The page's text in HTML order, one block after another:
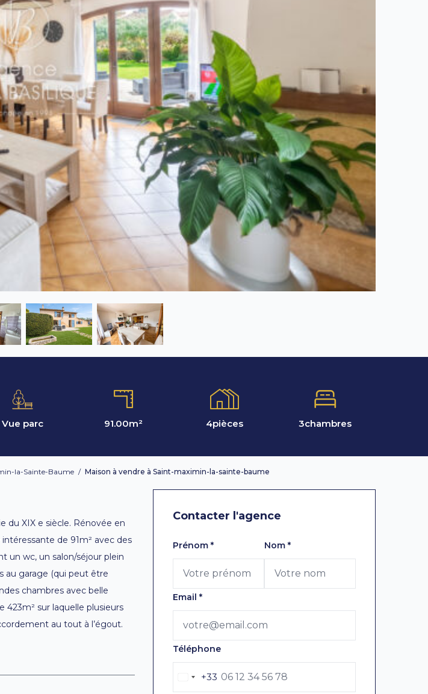
Vue parc 91.00m² 4pièces 3chambres
la-Sainte-Baume / Maison à vendre à Saint-maximin-la-sainte-baume
du XIX e siècle. Rénovée en
de 91m² avec des
un wc, un salon/séjour plein
au garage (qui peut être
chambres avec belle
423m² sur laquelle plusieurs
au tout à l’égout.
Contacter l'agence
Laissez ce champ vide
Prénom * Nom *
Email *
Téléphone
+33